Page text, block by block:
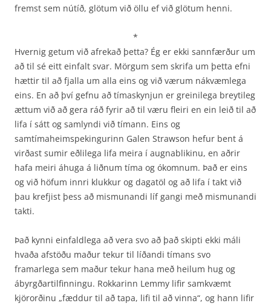
fremst sem nútíð, glötum við öllu ef við glötum henni.
*
Hvernig getum við afrekað þetta? Ég er ekki sannfærður um
að til sé eitt einfalt svar. Mörgum sem skrifa um þetta efni
hættir til að fjalla um alla eins og við værum nákvæmlega
eins. En að því gefnu að tímaskynjun er greinilega breytileg
ættum við að gera ráð fyrir að til væru fleiri en ein leið til að
lifa í sátt og samlyndi við tímann. Eins og
samtímaheimspekingurinn Galen Strawson hefur bent á
virðast sumir eðlilega lifa meira í augnablikinu, en aðrir
hafa meiri áhuga á liðnum tíma og ókomnum. Það er eins
og við höfum innri klukkur og dagatöl og að lifa í takt við
þau krefjist þess að mismunandi líf gangi með mismunandi
takti.
Það kynni einfaldlega að vera svo að það skipti ekki máli
hvaða afstöðu maður tekur til líðandi tímans svo
framarlega sem maður tekur hana með heilum hug og
ábyrgðartilfinningu. Rokkarinn Lemmy lifir samkvæmt
kjörorðinu „fæddur til að tapa, lifi til að vinna“, og hann lifir